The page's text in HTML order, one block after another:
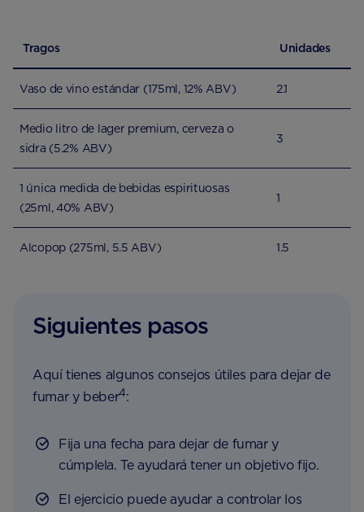
Tragos Unidades
Vaso de vino estándar (175ml, 12% ABV) 2.1
Medio litro de lager premium, cerveza o
sidra (5.2% ABV)
3
1 única medida de bebidas espirituosas
(25ml, 40% ABV)
1
Alcopop (275ml, 5.5 ABV) 1.5
Siguientes pasos
Aquí tienes algunos consejos útiles para dejar de
fumar y beber4:
Fija una fecha para dejar de fumar y
cúmplela. Te ayudará tener un objetivo fijo.
El ejercicio puede ayudar a controlar los